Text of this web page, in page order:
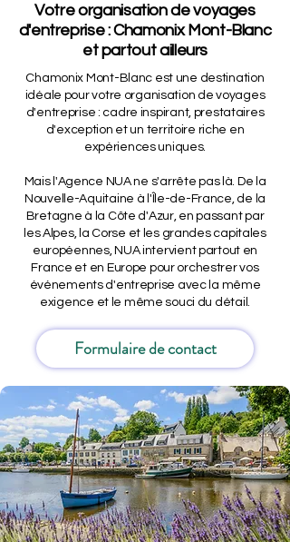
Votre organisation de voyages
d'entreprise : Chamonix Mont-Blanc
et partout ailleurs
Chamonix Mont-Blanc est une destination
idéale pour votre organisation de voyages
d'entreprise : cadre inspirant, prestataires
d'exception et un territoire riche en
expériences uniques.
Mais l'Agence NUA ne s'arrête pas là. De la
Nouvelle-Aquitaine à l'Île-de-France, de la
Bretagne à la Côte d'Azur, en passant par
les Alpes, la Corse et les grandes capitales
européennes, NUA intervient partout en
France et en Europe pour orchestrer vos
événements d'entreprise avec la même
exigence et le même souci du détail.
Formulaire de contact